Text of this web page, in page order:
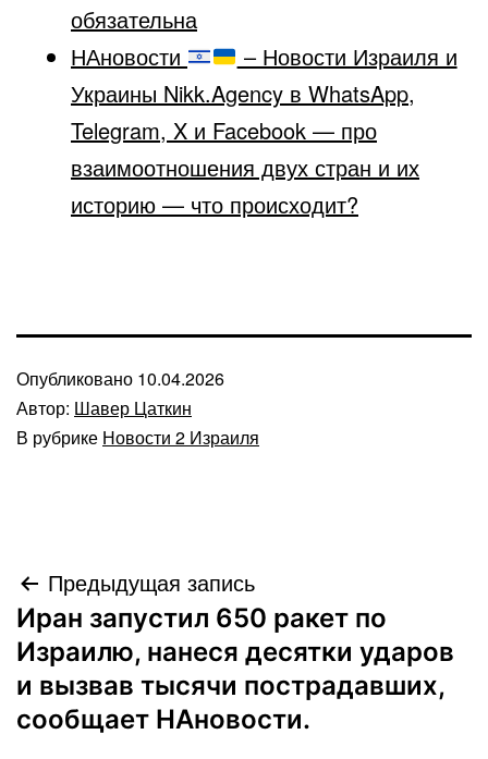
обязательна
НАновости
– Новости Израиля и
Украины Nikk.Agency в WhatsApp,
Telegram, X и Facebook — про
взаимоотношения двух стран и их
историю — что происходит?
Опубликовано 10.04.2026
Автор: Шавер Цаткин
В рубрике Новости 2 Израиля
Навигация
по
записям
Предыдущая запись
Иран запустил 650 ракет по
Израилю, нанеся десятки ударов
и вызвав тысячи пострадавших,
сообщает НАновости.